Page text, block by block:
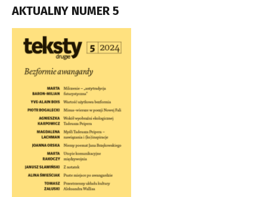
AKTUALNY NUMER 5